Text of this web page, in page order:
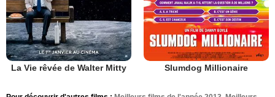
La Vie rêvée de Walter Mitty Slumdog Millionaire